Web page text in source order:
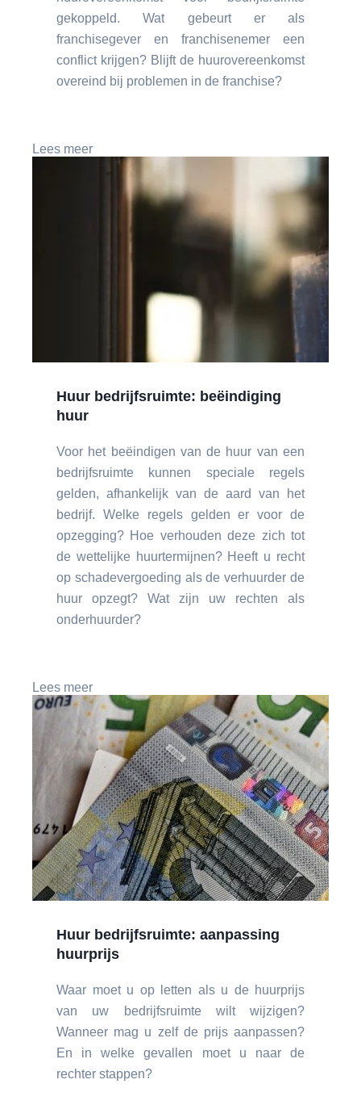
gekoppeld. Wat gebeurt er als
franchisegever en franchisenemer een
conflict krijgen? Blijft de huurovereenkomst
overeind bij problemen in de franchise?
Lees meer
Huur bedrijfsruimte: beëindiging
huur
Voor het beëindigen van de huur van een
bedrijfsruimte kunnen speciale regels
gelden, afhankelijk van de aard van het
bedrijf. Welke regels gelden er voor de
opzegging? Hoe verhouden deze zich tot
de wettelijke huurtermijnen? Heeft u recht
op schadevergoeding als de verhuurder de
huur opzegt? Wat zijn uw rechten als
onderhuurder?
Lees meer
Huur bedrijfsruimte: aanpassing
huurprijs
Waar moet u op letten als u de huurprijs
van uw bedrijfsruimte wilt wijzigen?
Wanneer mag u zelf de prijs aanpassen?
En in welke gevallen moet u naar de
rechter stappen?